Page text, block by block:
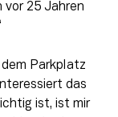
vor 25 Jahren
dem Parkplatz
das
ist, ist mir